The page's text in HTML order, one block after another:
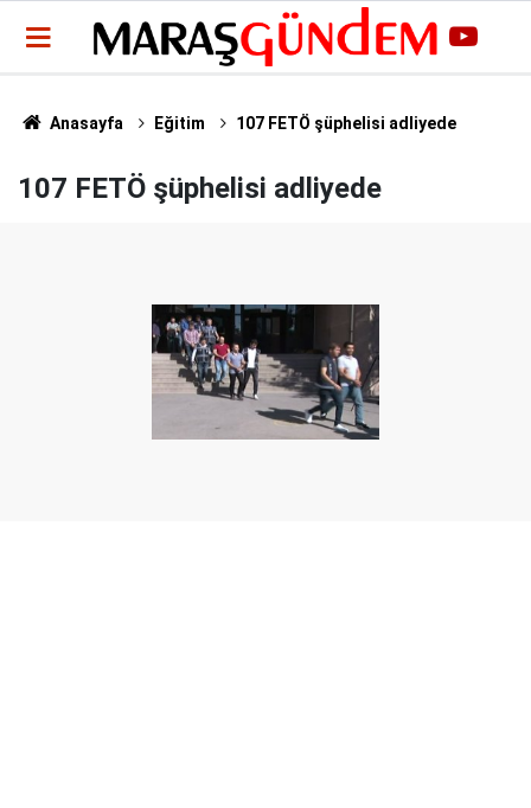
Anasayfa Eğitim 107 FETÖ şüphelisi adliyede
107 FETÖ şüphelisi adliyede